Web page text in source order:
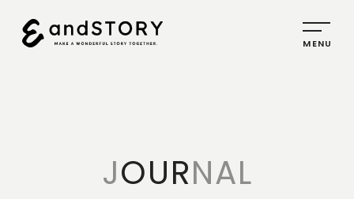
SERVICE
PLANNING
JOURNAL